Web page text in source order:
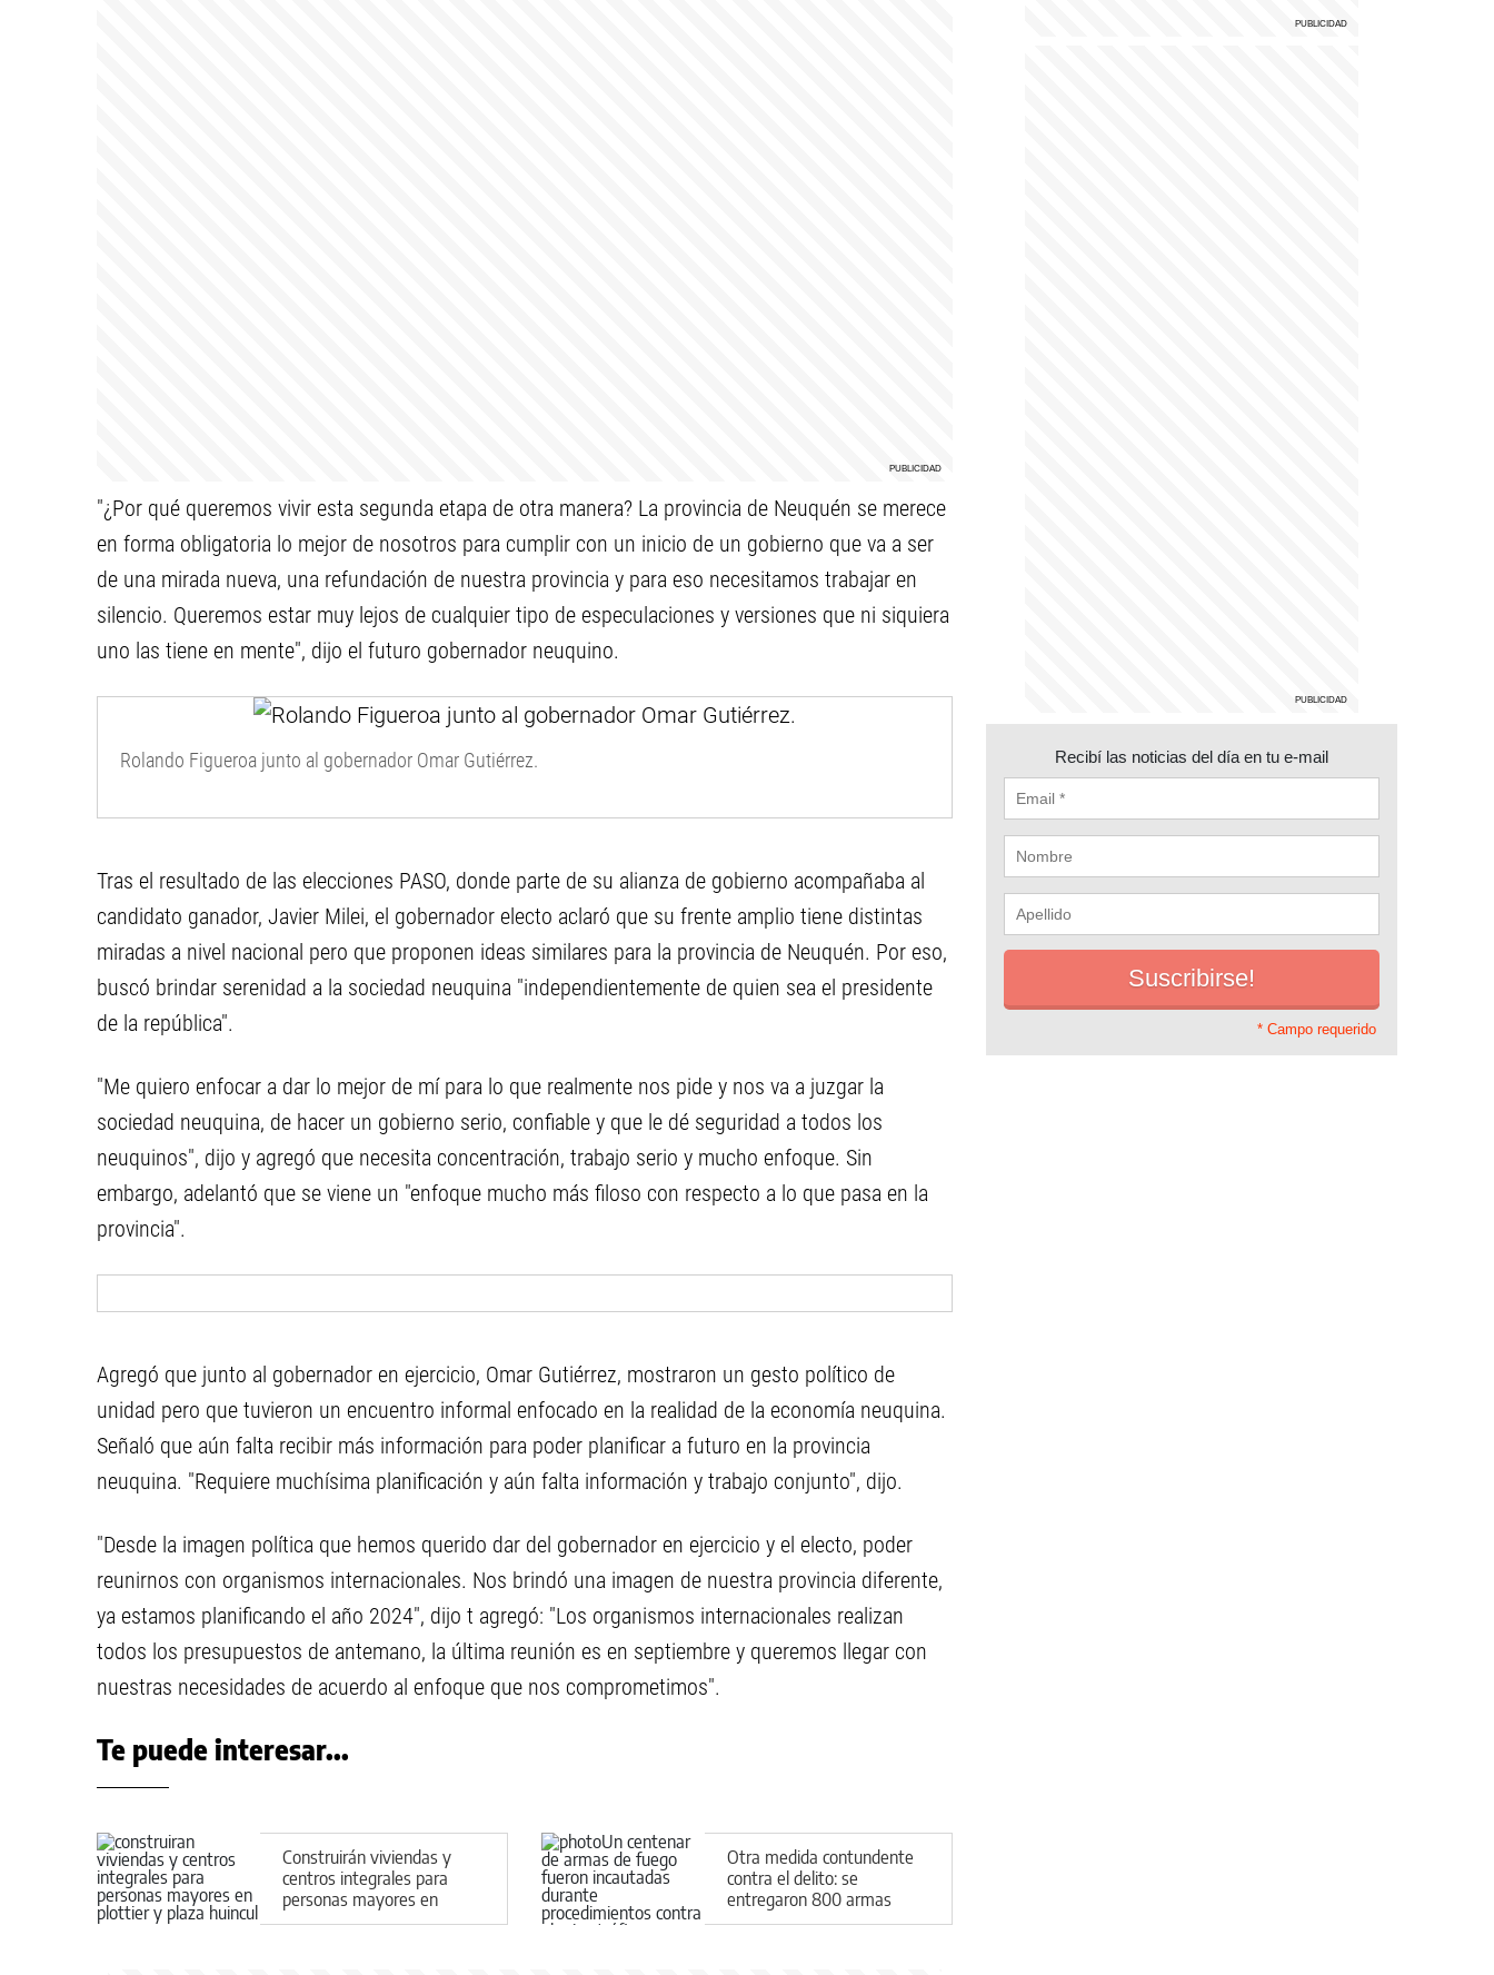
"¿Por qué queremos vivir esta segunda etapa de otra manera? La provincia de Neuquén se merece
en forma obligatoria lo mejor de nosotros para cumplir con un inicio de un gobierno que va a ser
de una mirada nueva, una refundación de nuestra provincia y para eso necesitamos trabajar en
silencio. Queremos estar muy lejos de cualquier tipo de especulaciones y versiones que ni siquiera
uno las tiene en mente", dijo el futuro gobernador neuquino.
Rolando Figueroa junto al gobernador Omar Gutiérrez.
Tras el resultado de las elecciones PASO, donde parte de su alianza de gobierno acompañaba al
candidato ganador, Javier Milei, el gobernador electo aclaró que su frente amplio tiene distintas
miradas a nivel nacional pero que proponen ideas similares para la provincia de Neuquén. Por eso,
buscó brindar serenidad a la sociedad neuquina "independientemente de quien sea el presidente
de la república".
"Me quiero enfocar a dar lo mejor de mí para lo que realmente nos pide y nos va a juzgar la
sociedad neuquina, de hacer un gobierno serio, confiable y que le dé seguridad a todos los
neuquinos", dijo y agregó que necesita concentración, trabajo serio y mucho enfoque. Sin
embargo, adelantó que se viene un "enfoque mucho más filoso con respecto a lo que pasa en la
provincia".
Agregó que junto al gobernador en ejercicio, Omar Gutiérrez, mostraron un gesto político de
unidad pero que tuvieron un encuentro informal enfocado en la realidad de la economía neuquina.
Señaló que aún falta recibir más información para poder planificar a futuro en la provincia
neuquina. "Requiere muchísima planificación y aún falta información y trabajo conjunto", dijo.
"Desde la imagen política que hemos querido dar del gobernador en ejercicio y el electo, poder
reunirnos con organismos internacionales. Nos brindó una imagen de nuestra provincia diferente,
ya estamos planificando el año 2024", dijo t agregó: "Los organismos internacionales realizan
todos los presupuestos de antemano, la última reunión es en septiembre y queremos llegar con
nuestras necesidades de acuerdo al enfoque que nos comprometimos".
Te puede interesar...
Construirán viviendas y
centros integrales para
personas mayores en
Plottier y Plaza Huincul
Otra medida contundente
contra el delito: se
entregaron 800 armas
secuestradas para su
Recibí las noticias del día en tu e-mail
* Campo requerido